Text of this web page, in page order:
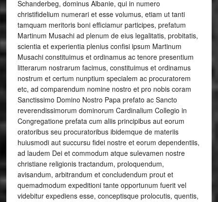
Schanderbeg, dominus Albanie, qui in numero
christifidelium numerari et esse volumus, etiam ut tanti
tamquam meritoris boni efficiamur participes, prefatum
Martinum Musachi ad plenum de eius legalitatis, probitatis,
scientia et experientia plenius confisi ipsum Martinum
Musachi constituimus et ordinamus ac tenore presentium
litterarum nostrarum facimus, constituimus et ordinamus
nostrum et certum nunptium specialem ac procuratorem
etc, ad comparendum nomine nostro et pro nobis coram
Sanctissimo Domino Nostro Papa prefato ac Sancto
reverendissimorum dominorum Cardinalium Collegio in
Congregatione prefata cum aliis principibus aut eorum
oratoribus seu procuratoribus ibidemque de materiis
huiusmodi aut succursu fidei nostre et eorum dependentiis,
ad laudem Dei et commodum atque sulevamen nostre
christiane religionis tractandum, proloquendum,
avisandum, arbitrandum et concludendum prout et
quemadmodum expeditioni tante opportunum fuerit vel
videbitur expediens esse, conceptisque prolocutis, quentis,